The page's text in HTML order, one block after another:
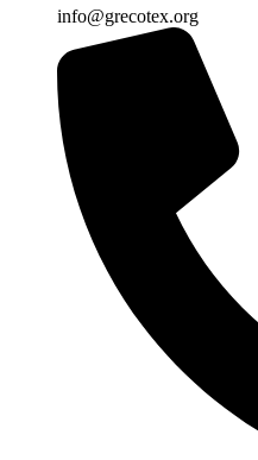
info@grecotex.org